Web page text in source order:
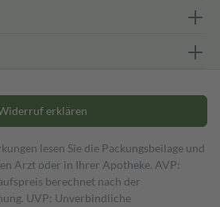
erklären
lesen Sie die Packungsbeilage und
Arzt oder in Ihrer Apotheke. AVP:
berechnet nach der
UVP: Unverbindliche